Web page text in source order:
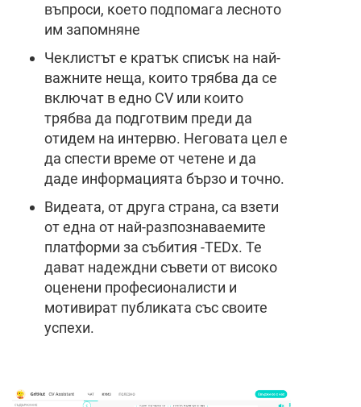
въпроси, което подпомага лесното
им запомняне
Чеклистът е кратък списък на най-
важните неща, които трябва да се
включат в едно CV или които
трябва да подготвим преди да
отидем на интервю. Неговата цел е
да спести време от четене и да
даде информацията бързо и точно.
Видеата, от друга страна, са взети
от една от най-разпознаваемите
платформи за събития -TEDx. Те
дават надеждни съвети от високо
оценени професионалисти и
мотивират публиката със своите
успехи.